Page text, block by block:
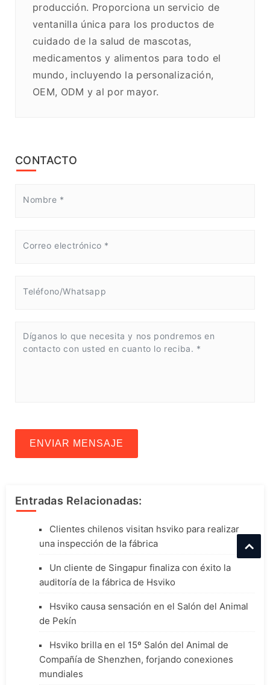
producción. Proporciona un servicio de
ventanilla única para los productos de
cuidado de la salud de mascotas,
medicamentos y alimentos para todo el
mundo, incluyendo la personalización,
OEM, ODM y al por mayor.
CONTACTO
ENVIAR MENSAJE
Entradas Relacionadas:
Clientes chilenos visitan hsviko para realizar
una inspección de la fábrica
Un cliente de Singapur finaliza con éxito la
auditoría de la fábrica de Hsviko
Hsviko causa sensación en el Salón del Animal
de Pekín
Hsviko brilla en el 15º Salón del Animal de
Compañía de Shenzhen, forjando conexiones
mundiales